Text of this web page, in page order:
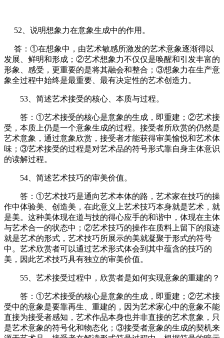
52、说明想象力在意象生成中的作用。
答：①在想象中，由艺术敏感所激发的艺术意象逐渐得以
发展、鲜明和形成；②艺术想象力不仅仅是唤醒和引发丰富的
形象、感受，更重要的是将其融会和整合；③想象力在生产意
象全过程中始终是最重要、最有决定性的艺术创造力。
53、简述艺术接受的核心、本质与过程。
答：①艺术接受的核心是意象的生成，即重建；②艺术接
受，本质上仍是一个意象生成的过程。接受者所欣赏的仍然是
艺术意象，通过意象欣赏，接受者才能获得审美愉悦和艺术体
味；③艺术接受的过程是对艺术品的符号形式靠自身主体意识
的读解过程。
54、简述艺术技巧的审美价值。
答：①艺术技巧是通向艺术本体的路，艺术家在技巧的操
作中体验美、创造美，在此意义上艺术技巧本身就是艺术，就
是美。这种美体现在道与技的得心应手的和谐中，体现在主体
与艺术合一的状态中；②艺术技巧的操作在质料上留下的痕迹
就是艺术的形式，艺术技巧所展示的美就凝聚于形式的符号
中。艺术欣赏者可以通过艺术形式体会到其中蕴含的技巧的
美，因此艺术技巧具有独立的审美价值。
55、艺术接受过程中，欣赏者是如何实现意象的重建的？
答：①艺术接受的核心是意象的生成，即重建；②艺术接
受中的意象是要靠再生、重建的，因为艺术家心中的意象不能
直接为接受者感知，艺术作品本身也并非直接的艺术意象，只
是艺术意象的符号化和物态化；③接受者意象的生成的契机来